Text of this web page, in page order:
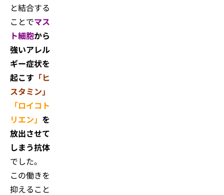
と結合する
ことでマス
ト細胞から
強いアレル
ギー症状を
起こす 「ヒ
スタミン」
「ロイコト
リエン」 を
放出させて
しまう抗体
でした。
この働きを
抑えること